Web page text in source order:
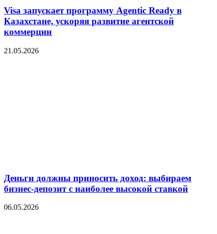
Visa запускает программу Agentic Ready в
Казахстане, ускоряя развитие агентской
коммерции
21.05.2026
Деньги должны приносить доход: выбираем
бизнес-депозит с наиболее высокой ставкой
06.05.2026